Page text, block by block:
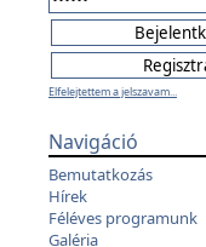
Elfelejtettem a jelszavam...
Navigáció
Bemutatkozás
Hírek
Féléves programunk
Galéria